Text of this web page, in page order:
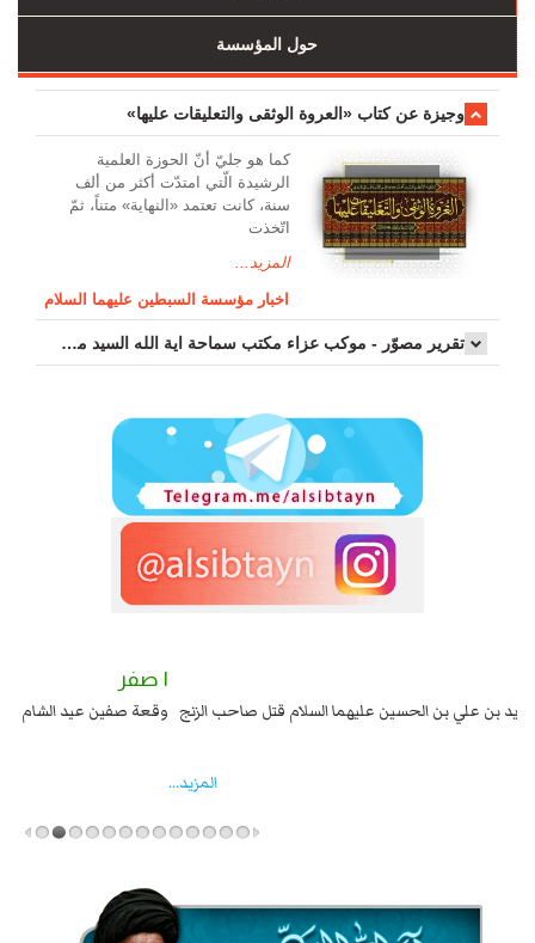
حول المؤسسة
وجیزة عن کتاب «العروة الوثقی والتعلیقات علیها»
کما هو جليّ أنّ الحوزة العلمیة
الرشیدة الّتي امتدّت أكثر من ألف
سنة، كانت تعتمد «النهاية» متناً، ثمّ
اتّخذت
المزيد...
اخبار مؤسسة السبطين عليهما السلام
تقرير مصوّر - موكب عزاء مکتب سماحة اية الله السيد مرتضى الموسوي الاصفهاني في يوم إستشهاد السيدة فاطم...
السبايا عند يزيد شهادة زيد بن علي بن الحسين عليهما السلام قتل صاحب الزنج